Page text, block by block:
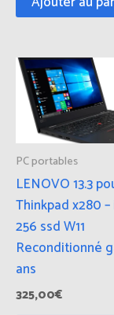
PC portables
LENOVO 13.3
Thinkpad x280
256 ssd W11
Reconditionné
ans
325,00€